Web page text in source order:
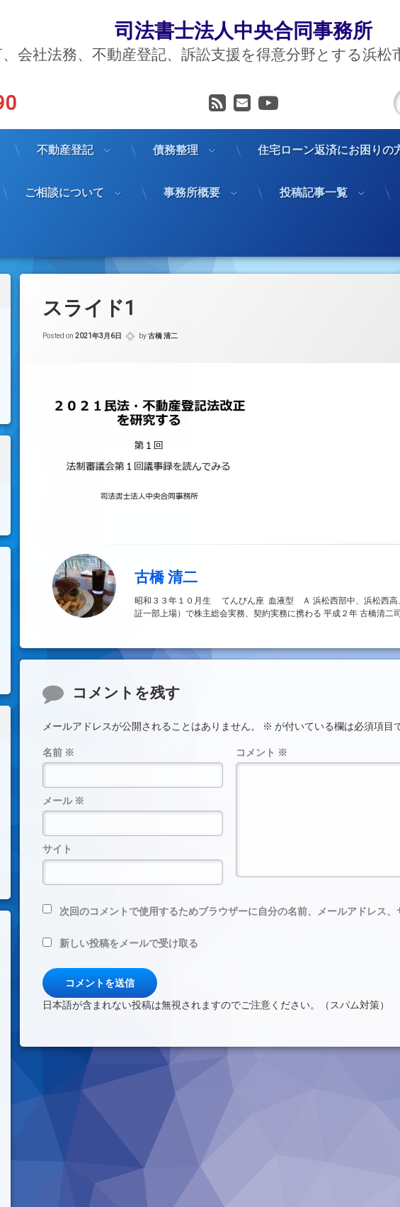
司法書士法人中央合同事務所
会社法務、不動産登記、訴訟支援を得意分野とする浜松
RSSメールアドレス
YouTube
不動産登記 債務整理 住宅ローン返済にお困りの
ご相談について 事務所概要 投稿記事一覧
スライド1
Posted on 2021年3月6日 by古橋 清二
古橋 清二
昭和３３年１０月生 てんびん座 血液型 Ａ 浜松西部中、浜松西高
証一部上場）で株主総会実務、契約実務に携わる 平成２年 古橋清
コメントコメントを残す
メールアドレスが公開されることはありません。 ※ が付いている欄は必須項目
コメント ※
名前 ※
メール ※
サイト
次回のコメントで使用するためブラウザーに自分の名前、メールアドレス、
新しい投稿をメールで受け取る
日本語が含まれない投稿は無視されますのでご注意ください。（スパム対策）